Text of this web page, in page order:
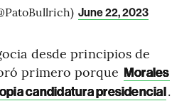
June 22, 2023
desde principios de
primero porque Morales
candidatura presidencial.